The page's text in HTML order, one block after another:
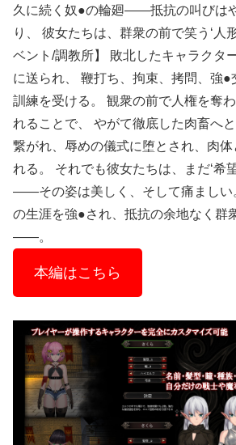
久に続く奴●の輪廻――抵抗の叫びは
り、 彼女たちは、群衆の前で笑う‘人
ベント/調教所】 敗北したキャラクタ
に送られ、 鞭打ち、拘束、拷問、強●
訓練を受ける。 観衆の前で人権を奪
れることで、 やがて徹底した肉畜へ
繋がれ、辱めの儀式に堕とされ、肉
れる。 それでも彼女たちは、まだ‘希
――その姿は美しく、そして痛ましい
の生涯を強●され、抵抗の余地なく群
――。
本編はこちら